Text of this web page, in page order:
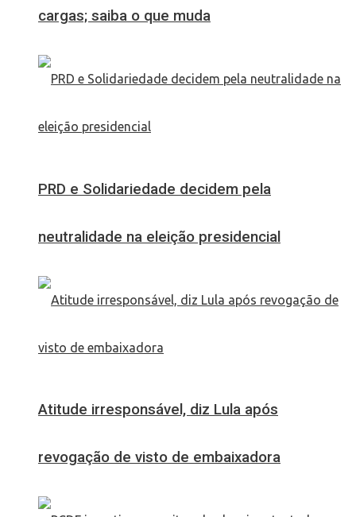
cargas; saiba o que muda
PRD e Solidariedade decidem pela
neutralidade na eleição presidencial
Atitude irresponsável, diz Lula após
revogação de visto de embaixadora